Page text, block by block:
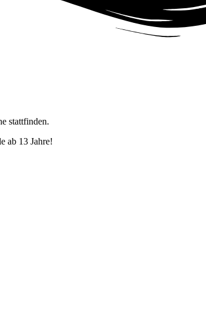
stattfinden.
ab 13 Jahre!